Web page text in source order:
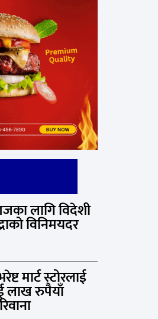
लागि विदेशी
विनिमयदर
मार्ट स्टोरलाई
लाख रुपैयाँ